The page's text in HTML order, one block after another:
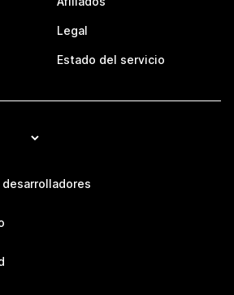
Legal
Estado del servicio